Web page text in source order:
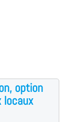
option
locaux